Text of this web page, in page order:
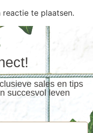
reactie te plaatsen.
sales en tips
succesvol leven